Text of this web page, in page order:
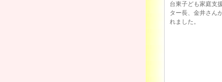
台東子ども家庭支
ター長、金井さん
れました。